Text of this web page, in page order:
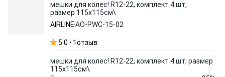
мешки для колес! R12-22, комплект 4 шт,
размер 115х115см\
AIRLINEAO-PWC-15-02
5.0 1отзыв
мешки для колес! R12-22, комплект 4 шт, размер
115х115см\